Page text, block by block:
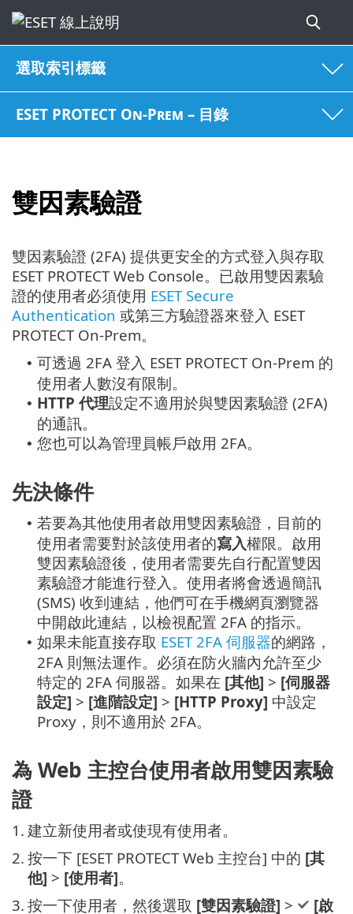
選取索引標籤
ESET PROTECT On-Prem – 目錄
雙因素驗證
雙因素驗證 (2FA) 提供更安全的方式登入與存取
ESET PROTECT Web Console。已啟用雙因素驗
證的使用者必須使用 ESET Secure
Authentication 或第三方驗證器來登入 ESET
PROTECT On-Prem。
• 可透過 2FA 登入 ESET PROTECT On-Prem 的
使用者人數沒有限制。
• HTTP 代理設定不適用於與雙因素驗證 (2FA)
的通訊。
• 您也可以為管理員帳戶啟用 2FA。
先決條件
• 若要為其他使用者啟用雙因素驗證，目前的
使用者需要對於該使用者的寫入權限。啟用
雙因素驗證後，使用者需要先自行配置雙因
素驗證才能進行登入。使用者將會透過簡訊
(SMS) 收到連結，他們可在手機網頁瀏覽器
中開啟此連結，以檢視配置 2FA 的指示。
• 如果未能直接存取 ESET 2FA 伺服器的網路，
2FA 則無法運作。必須在防火牆內允許至少
特定的 2FA 伺服器。如果在 [其他] > [伺服器
設定] > [進階設定] > [HTTP Proxy] 中設定
Proxy，則不適用於 2FA。
為 Web 主控台使用者啟用雙因素驗
證
1. 建立新使用者或使現有使用者。
2. 按一下 [ESET PROTECT Web 主控台] 中的 [其
他] > [使用者]。
3. 按一下使用者，然後選取 [雙因素驗證] >
[啟